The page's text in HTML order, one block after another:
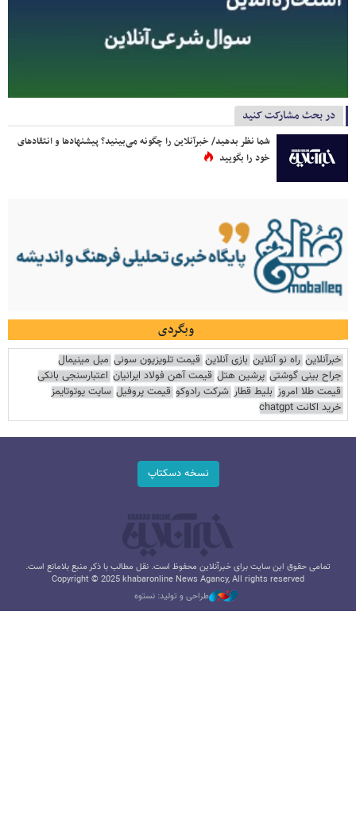
در بحث مشارکت کنید
شما نظر بدهید/ خبرآنلاین را چگونه می‌بینید؟ پیشنهادها و انتقادهای
خود را بگویید
وبگردی
خبرآنلاین راه نو آنلاین بازی آنلاین قیمت تلویزیون سونی مبل مینیمال
جراح بینی گوشتی پرشین هتل قیمت آهن فولاد ایرانیان اعتبارسنجی بانکی
قیمت طلا امروز بلیط قطار شرکت رادوکو قیمت پروفیل سایت یوتوتایمز
خرید اکانت chatgpt
نسخه دسکتاپ
تمامی حقوق این سایت برای خبرآنلاین محفوظ است. نقل مطالب با ذکر منبع بلامانع است.
Copyright © 2025 khabaronline News Agancy, All rights reserved
طراحی و تولید: نستوه